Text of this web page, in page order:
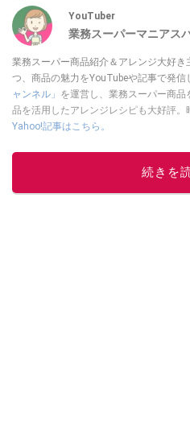
YouTuber
業務スーパーマニアス
業務スーパー商品紹介＆アレンジ大好
つ、商品の魅力をYouTubeや記事で発
ャンネル」 を運営し、業務スーパー商
品を活用したアレンジレシピも大好評。
Yahoo!記事はこちら。
この
続きを